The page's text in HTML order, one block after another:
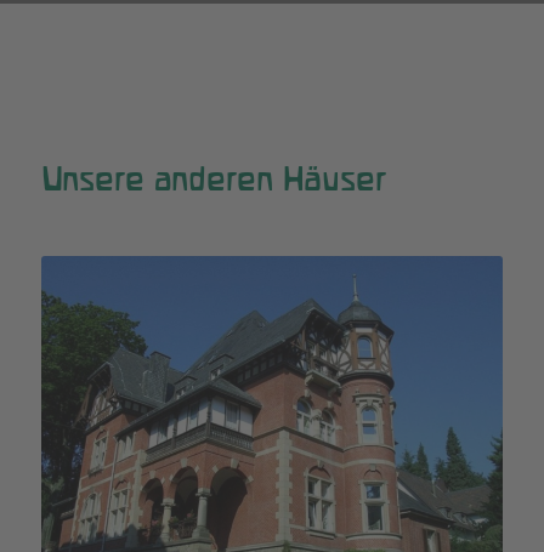
Unsere anderen Häuser
Haus Iona